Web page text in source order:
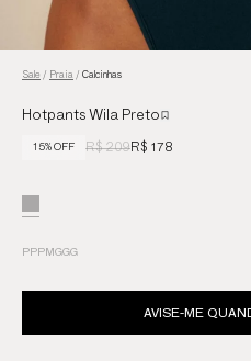
Sale / Praia / Calcinhas
Hotpants Wila Preto
15% OFF R$ 209R$ 178
PPPMGGG
AVISE-ME